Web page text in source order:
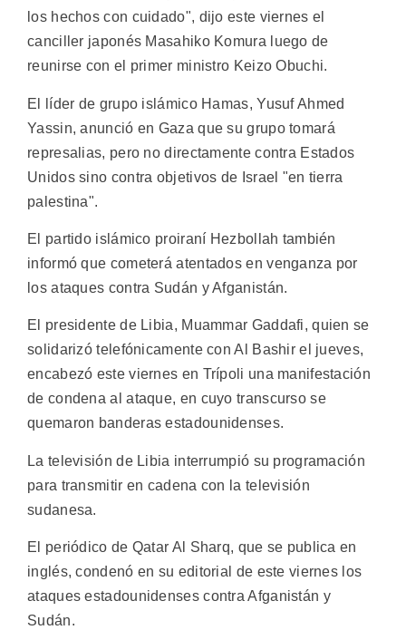
los hechos con cuidado", dijo este viernes el
canciller japonés Masahiko Komura luego de
reunirse con el primer ministro Keizo Obuchi.
El líder de grupo islámico Hamas, Yusuf Ahmed
Yassin, anunció en Gaza que su grupo tomará
represalias, pero no directamente contra Estados
Unidos sino contra objetivos de Israel "en tierra
palestina".
El partido islámico proiraní Hezbollah también
informó que cometerá atentados en venganza por
los ataques contra Sudán y Afganistán.
El presidente de Libia, Muammar Gaddafi, quien se
solidarizó telefónicamente con Al Bashir el jueves,
encabezó este viernes en Trípoli una manifestación
de condena al ataque, en cuyo transcurso se
quemaron banderas estadounidenses.
La televisión de Libia interrumpió su programación
para transmitir en cadena con la televisión
sudanesa.
El periódico de Qatar Al Sharq, que se publica en
inglés, condenó en su editorial de este viernes los
ataques estadounidenses contra Afganistán y
Sudán.